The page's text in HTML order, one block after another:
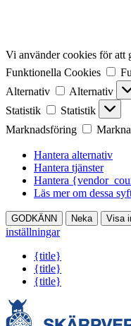
Vi använder cookies för att
Funktionella Cookies
Alternativ
Alternativ
Statistik
Statistik
Marknadsföring
Hantera alternativ
Hantera tjänster
Hantera
Läs mer om dessa
GODKÄNN Neka Visa
inställningar
{title}
{title}
{title}